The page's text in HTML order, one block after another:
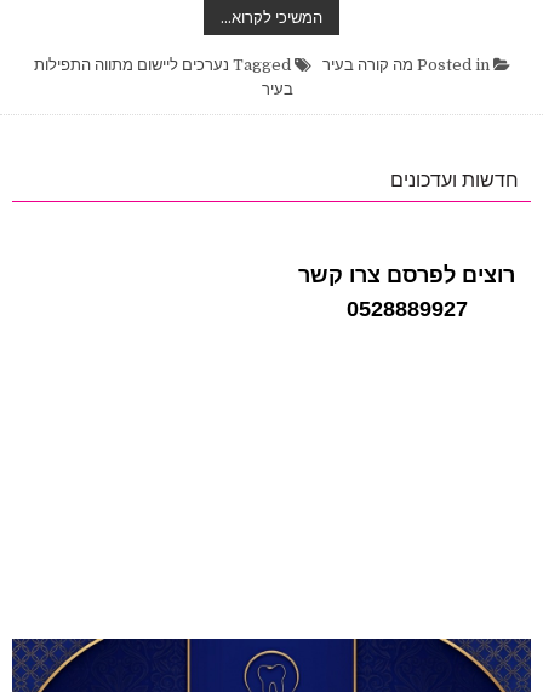
המשיכי לקרוא…
ליישום
התפילות
מה קורה בעיר
נערכים ליישום מתווה התפילות
בעיר
חדשות ועדכונים
רוצים לפרסם צרו קשר
0528889927